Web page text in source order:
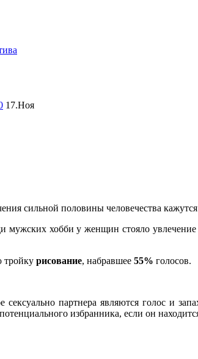
17.Ноя
сильной половины человечества
мужских хобби у женщин стояло
тройку рисование, набравшее 55% голосов.
партнера являются голос и
избранника, если он